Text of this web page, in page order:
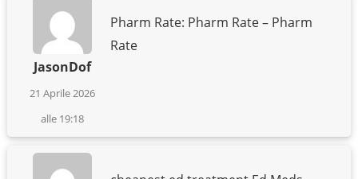
JasonDof
21 Aprile 2026
alle 19:18
Pharm Rate: Pharm Rate – Pharm
Rate